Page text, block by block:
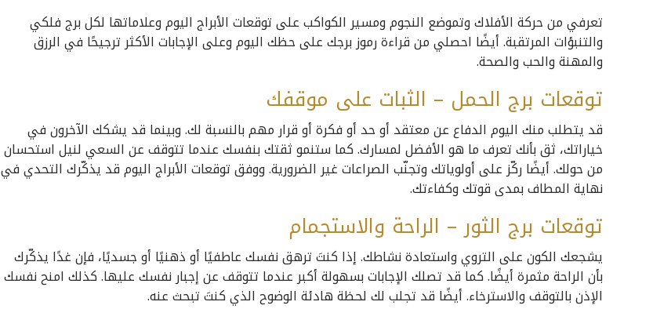
تعرفي من حركة الأفلاك وتموضع النجوم ومسير الكواكب على توقعات الأبراج اليوم وعلاماتها لكل برج فلكي
والتنبؤات المرتقبة. أيضًا احصلي من قراءة رموز برجك على حظك اليوم وعلى الإجابات الأكثر ترجيحًا في الرزق
والمهنة والحب والصحة.
توقعات برج الحمل – الثبات على موقفك
قد يتطلب منك اليوم الدفاع عن معتقد أو حد أو فكرة أو قرار مهم بالنسبة لك. وبينما قد يشكك الآخرون في
خياراتك، ثق بأنك تعرف ما هو الأفضل لمسارك. كما ستنمو ثقتك بنفسك عندما تتوقف عن السعي لنيل استحسان
من حولك. أيضًا ركّز على أولوياتك وتجنّب الصراعات غير الضرورية. ووفق توقعات الأبراج اليوم قد يذكّرك التحدي في
نهاية المطاف بمدى قوتك وكفاءتك.
توقعات برج الثور – الراحة والاستجمام
يشجعك الكون على التروي واستعادة نشاطك. إذا كنتَ ترهق نفسك عاطفيًا أو ذهنيًا أو جسديًا، فإن غدًا يذكّرك
بأن الراحة مثمرة أيضًا. كما قد تصلك الإجابات بسهولة أكبر عندما تتوقف عن إجبار نفسك عليها. كذلك امنح نفسك
الإذن بالتوقف والاسترخاء. أيضًا قد تجلب لك لحظة هادئة الوضوح الذي كنتَ تبحث عنه.